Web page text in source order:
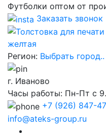
Футболки оптом от
Заказать звонок
Регион: Выбрать город..
г. Иваново
Часы работы: Пн-Пт с
+7 (926) 847-
info@ateks-group.ru